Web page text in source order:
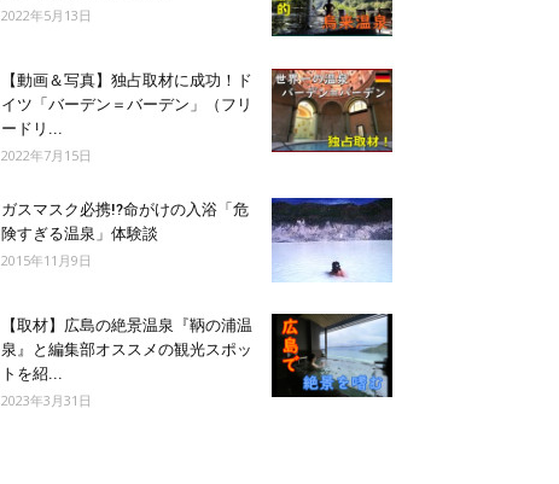
2022年5月13日
【動画＆写真】独占取材に成功！ド
イツ「バーデン＝バーデン」（フリ
ードリ...
2022年7月15日
ガスマスク必携!?命がけの入浴「危
険すぎる温泉」体験談
2015年11月9日
【取材】広島の絶景温泉『鞆の浦温
泉』と編集部オススメの観光スポッ
トを紹...
2023年3月31日